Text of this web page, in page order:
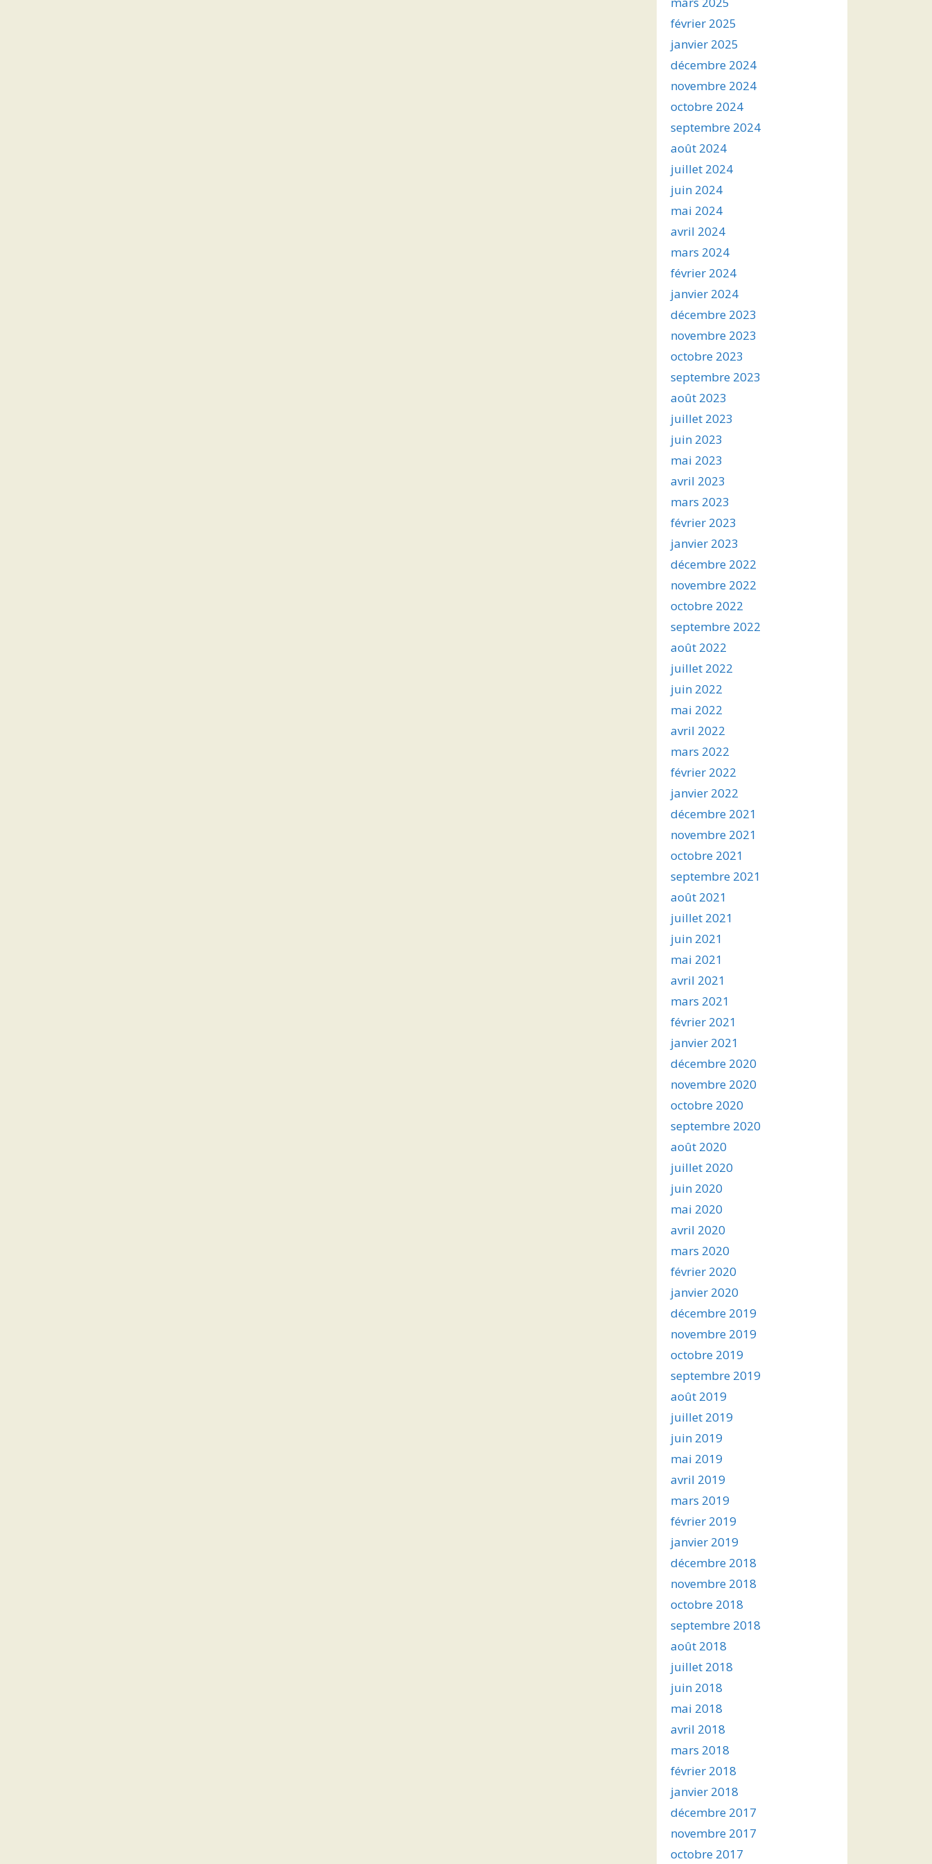
février 2025
janvier 2025
décembre 2024
novembre 2024
octobre 2024
septembre 2024
août 2024
juillet 2024
juin 2024
mai 2024
avril 2024
mars 2024
février 2024
janvier 2024
décembre 2023
novembre 2023
octobre 2023
septembre 2023
août 2023
juillet 2023
juin 2023
mai 2023
avril 2023
mars 2023
février 2023
janvier 2023
décembre 2022
novembre 2022
octobre 2022
septembre 2022
août 2022
juillet 2022
juin 2022
mai 2022
avril 2022
mars 2022
février 2022
janvier 2022
décembre 2021
novembre 2021
octobre 2021
septembre 2021
août 2021
juillet 2021
juin 2021
mai 2021
avril 2021
mars 2021
février 2021
janvier 2021
décembre 2020
novembre 2020
octobre 2020
septembre 2020
août 2020
juillet 2020
juin 2020
mai 2020
avril 2020
mars 2020
février 2020
janvier 2020
décembre 2019
novembre 2019
octobre 2019
septembre 2019
août 2019
juillet 2019
juin 2019
mai 2019
avril 2019
mars 2019
février 2019
janvier 2019
décembre 2018
novembre 2018
octobre 2018
septembre 2018
août 2018
juillet 2018
juin 2018
mai 2018
avril 2018
mars 2018
février 2018
janvier 2018
décembre 2017
novembre 2017
octobre 2017